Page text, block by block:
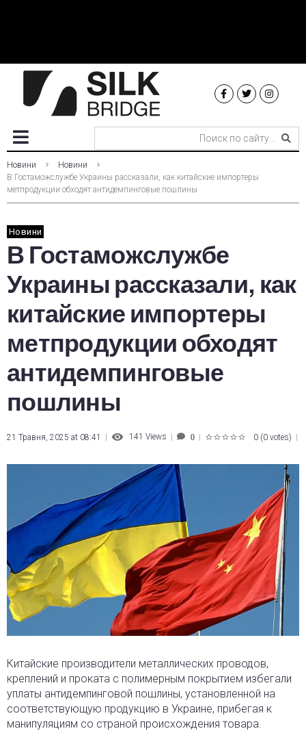
Новини
Новини
В Гостаможслужбе Украины рассказали, как китайские импортеры
метпродукции обходят антидемпинговые пошлины
Новини
В Гостаможслужбе
Украины рассказали, как
китайские импортеры
метпродукции обходят
антидемпинговые
пошлины
21 Травня, 2025 at 08:41 141 Views 0 0 (0 votes)
Китайские производители металлических проводов,
креплений и проката с полимерным покрытием избегали
уплаты антидемпинговой пошлины, установленной на
соответствующую продукцию в Украине, прибегая к
манипуляциям со страной происхождения товара.